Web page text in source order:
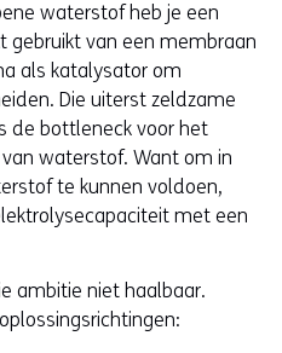
waterstof heb je een
gebruikt van een membraan
als katalysator om
Die uiterst zeldzame
de bottleneck voor het
waterstof. Want om in
te kunnen voldoen,
met een
ambitie niet haalbaar.